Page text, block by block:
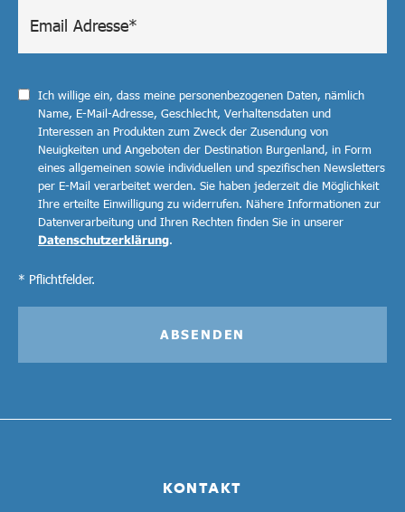
KONTAKT
Ich willige ein, dass meine personenbezogenen Daten, nämlich
Name, E-Mail-Adresse, Geschlecht, Verhaltensdaten und
Interessen an Produkten zum Zweck der Zusendung von
Neuigkeiten und Angeboten der Destination Burgenland, in Form
eines allgemeinen sowie individuellen und spezifischen Newsletters
per E-Mail verarbeitet werden. Sie haben jederzeit die Möglichkeit
Ihre erteilte Einwilligung zu widerrufen. Nähere Informationen zur
Datenverarbeitung und Ihren Rechten finden Sie in unserer
Datenschutzerklärung.
* Pflichtfelder.
ABSENDEN